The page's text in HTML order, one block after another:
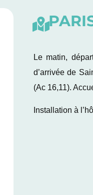
Le matin,
d’arrivée de
(Ac 16,11).
Installation à